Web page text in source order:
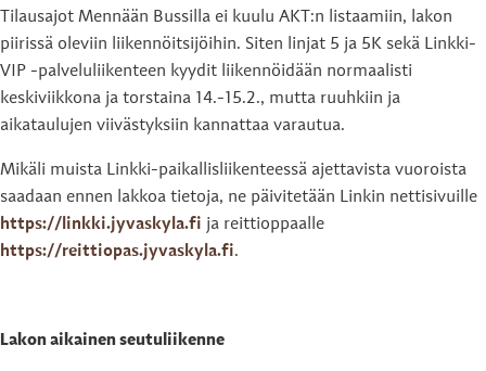
Tilausajot Mennään Bussilla ei kuulu AKT:n listaamiin, lakon
piirissä oleviin liikennöitsijöihin. Siten linjat 5 ja 5K sekä Linkki-
VIP -palveluliikenteen kyydit liikennöidään normaalisti
keskiviikkona ja torstaina 14.-15.2., mutta ruuhkiin ja
aikataulujen viivästyksiin kannattaa varautua.
Mikäli muista Linkki-paikallisliikenteessä ajettavista vuoroista
saadaan ennen lakkoa tietoja, ne päivitetään Linkin nettisivuille
https://linkki.jyvaskyla.fi ja reittioppaalle
https://reittiopas.jyvaskyla.fi.
Lakon aikainen seutuliikenne